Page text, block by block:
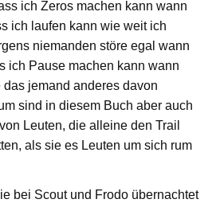
ich Zeros machen kann wann
ich laufen kann wie weit ich
niemanden störe egal wann
ich Pause machen kann wann
jemand anderes davon
sind in diesem Buch aber auch
Leuten, die alleine den Trail
als sie es Leuten um sich rum
bei Scout und Frodo übernachtet